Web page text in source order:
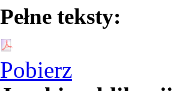
Pełne teksty:
Pobierz